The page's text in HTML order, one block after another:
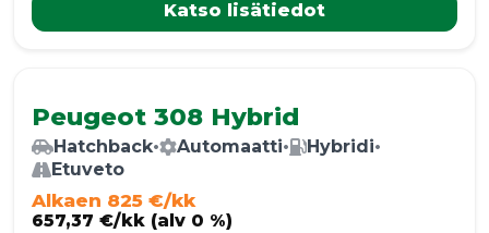
Katso lisätiedot
Peugeot 308 Hybrid
Hatchback• Automaatti• Hybridi•
Etuveto
Alkaen 825 €/kk
657,37 €/kk (alv 0 %)